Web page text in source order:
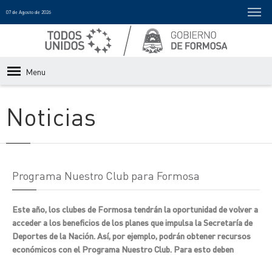
07 de Agosto de 2026
Menu
Noticias
Programa Nuestro Club para Formosa
Este año, los clubes de Formosa tendrán la oportunidad de volver a
acceder a los beneficios de los planes que impulsa la Secretaría de
Deportes de la Nación. Así, por ejemplo, podrán obtener recursos
económicos con el Programa Nuestro Club. Para esto deben